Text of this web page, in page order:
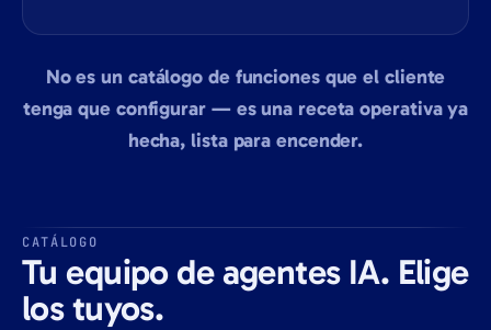
No es un catálogo de funciones que el cliente
tenga que configurar — es una receta operativa ya
hecha, lista para encender.
CATÁLOGO
Tu equipo de agentes IA. Elige
los tuyos.